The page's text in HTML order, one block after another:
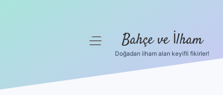
menüyü
Bahçe ve İlham
Doğadan ilham alan keyifli fikirler!